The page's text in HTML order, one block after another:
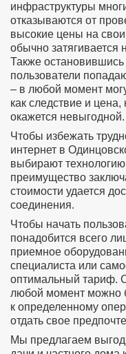
инфраструктуры
отказываются от
высокие цены на
обычно затягивается
Также
пользователи
– в любой момент
как следствие и
окажется невыгодной.
Чтобы избежать
интернет в
выбирают
преимущество
стоимости удается
соединения.
Чтобы начать
понадобится всего
приемное
специалиста или
оптимальный тариф.
любой момент можно
к определенному
отдать свое
Мы предлагаем